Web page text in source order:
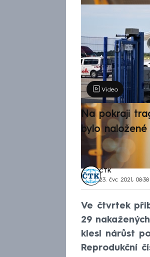
Video
Na pokraji
bylo naložené
ČTK
23. čvc 2021, 08:38
Ve čtvrtek
29
klesl nárůst
Reprodukční